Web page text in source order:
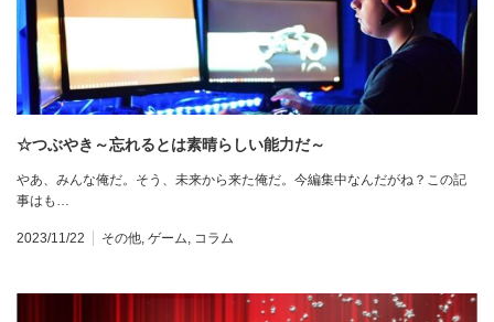
☆つぶやき～忘れるとは素晴らしい能力だ～
やあ、みんな俺だ。そう、未来から来た俺だ。今編集中なんだがね？この記
事はも…
2023/11/22 その他, ゲーム, コラム